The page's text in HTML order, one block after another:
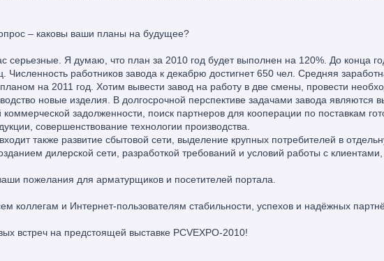
– каковы ваши планы на будущее?
серьезные. Я думаю, что план за 2010 год будет выполнен на 120%. До конца
работников завода к декабрю достигнет 650 чел. Средняя
на 2011 год. Хотим вывести завод на работу в две смены, провести
новые изделия. В долгосрочной перспективе задачами завода являются
коммерческой задолженности, поиск партнеров для кооперации по поставкам
совершенствование технологии производства.
также развитие сбытовой сети, выделение крупных потребителей в
дилерской сети, разработкой требований и условий работы с
пожелания для арматурщиков и посетителей портала.
коллегам и Интернет-пользователям стабильности, успехов и надёжных
встреч на предстоящей выставке PCVEXPO-2010!